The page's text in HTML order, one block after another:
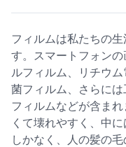
フィルムは私たちの
す。スマートフォン
ルフィルム、リチウ
菌フィルム、さらに
フィルムなどが含ま
くて壊れやすく、中
しかなく、人の髪の